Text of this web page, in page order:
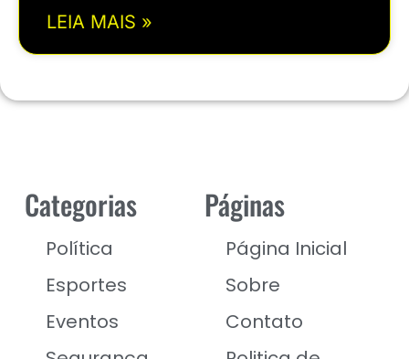
LEIA MAIS »
Categorias
Política
Esportes
Eventos
Páginas
Página Inicial
Sobre
Contato